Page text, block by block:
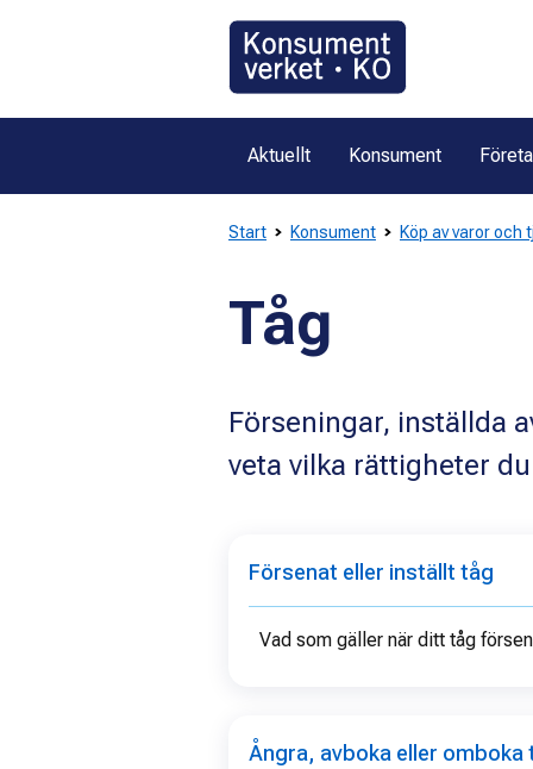
Aktuellt Konsument
Start Konsument Köp av varor och
Tåg
Förseningar, inställda
veta vilka rättigheter
Försenat eller inställt tåg
Vad som gäller när ditt tåg
Ångra, avboka eller omboka